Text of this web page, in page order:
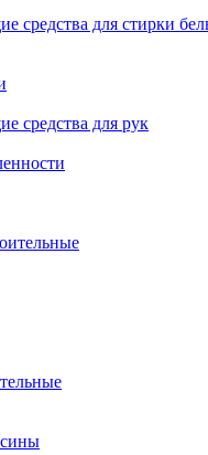
средства для стирки
средства для рук